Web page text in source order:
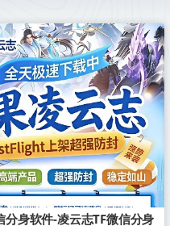
分身软件-凌云志TF微信分身